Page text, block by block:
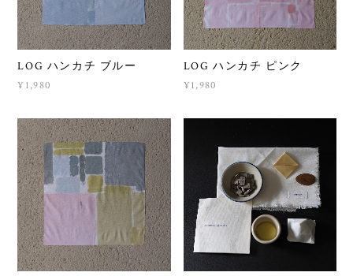
LOG ハンカチ ブルー
¥1,980
LOG ハンカチ ピンク
¥1,980